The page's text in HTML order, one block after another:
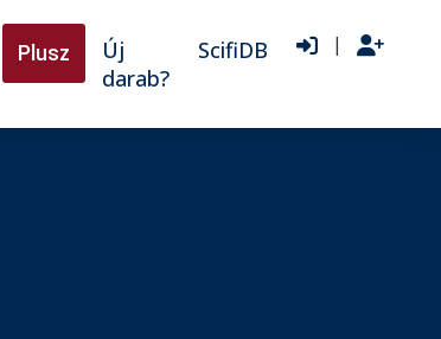
Plusz
Új
darab?
ScifiDB |